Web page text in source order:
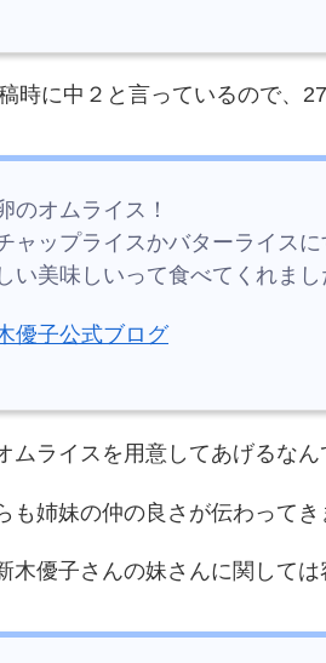
時に中２と言っているので、
のオムライス！
ャップライスかバターライスに
い美味しいって食べてくれま
優子公式ブログ
ムライスを用意してあげるなん
も姉妹の仲の良さが伝わってき
木優子さんの妹さんに関して